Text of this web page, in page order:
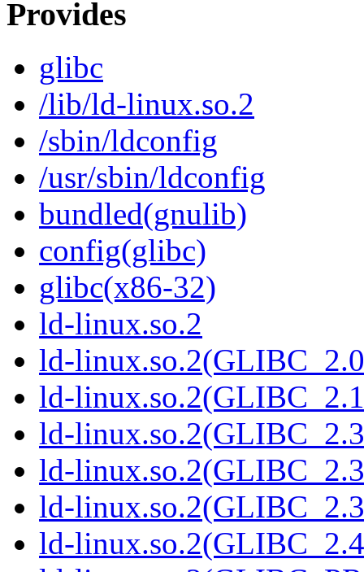
Provides
glibc
/lib/ld-linux.so.2
/sbin/ldconfig
/usr/sbin/ldconfig
bundled(gnulib)
config(glibc)
glibc(x86-32)
ld-linux.so.2
ld-
ld-
ld-
ld-
ld-
ld-